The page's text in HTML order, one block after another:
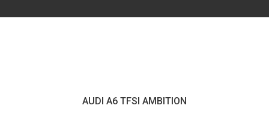
AUDI A6 TFSI AMBITION